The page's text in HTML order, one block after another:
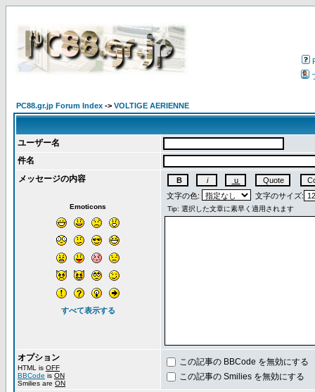
PC88.gr.jp Forum Index -> VOLTIGE AERIENNE
ユーザー名
件名
メッセージの内容
Emoticons
すべて表示する
文字の色: 文字のサイズ:
オプション
HTML is OFF
BBCode is ON
Smilies are ON
この記事の BBCode を無効にする
この記事の Smilies を無効にする